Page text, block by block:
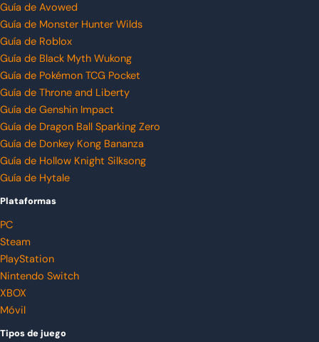
Guía de Avowed
Guía de Monster Hunter Wilds
Guía de Roblox
Guía de Black Myth Wukong
Guía de Pokémon TCG Pocket
Guía de Throne and Liberty
Guía de Genshin Impact
Guía de Dragon Ball Sparking Zero
Guía de Donkey Kong Bananza
Guía de Hollow Knight Silksong
Guía de Hytale
Plataformas
PC
Steam
PlayStation
Nintendo Switch
XBOX
Móvil
Tipos de juego